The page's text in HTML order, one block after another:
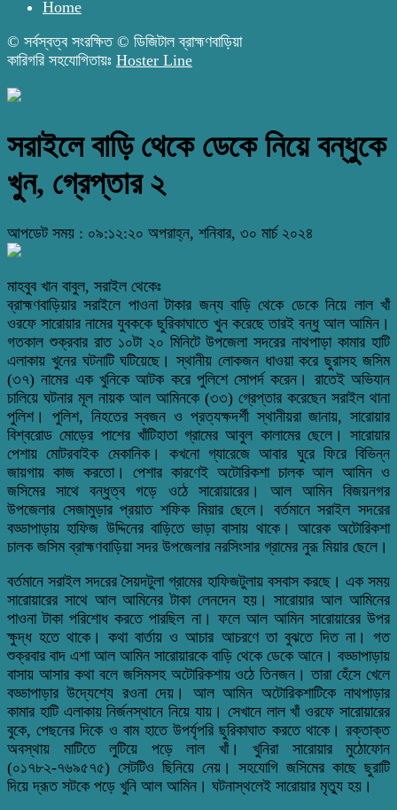
Home
© সর্বস্বত্ব সংরক্ষিত © ডিজিটাল ব্রাহ্মণবাড়িয়া
কারিগরি সহযোগিতায়ঃ Hoster Line
সরাইলে বাড়ি থেকে ডেকে নিয়ে বন্ধুকে
খুন, গ্রেপ্তার ২
আপডেট সময় : ০৯:১২:২০ অপরাহ্ন, শনিবার, ৩০ মার্চ ২০২৪
মাহবুব খান বাবুল, সরাইল থেকেঃ
ব্রাহ্মণবাড়িয়ার সরাইলে পাওনা টাকার জন্য বাড়ি থেকে ডেকে নিয়ে লাল খাঁ
ওরফে সারোয়ার নামের যুবককে ছুরিকাঘাতে খুন করেছে তারই বন্ধু আল আমিন।
গতকাল শুক্রবার রাত ১০টা ২০ মিনিটে উপজেলা সদরের নাথপাড়া কামার হাটি
এলাকায় খুনের ঘটনাটি ঘটিয়েছে। স্থানীয় লোকজন ধাওয়া করে ছুরাসহ জসিম
(৩৭) নামের এক খুনিকে আটক করে পুলিশে সোপর্দ করেন। রাতেই অভিযান
চালিয়ে ঘটনার মূল নায়ক আল আমিনকে (৩৩) গ্রেপ্তার করেছেন সরাইল থানা
পুলিশ। পুলিশ, নিহতের স্বজন ও প্রত্যক্ষদর্শী স্থানীয়রা জানায়, সারোয়ার
বিশ্বরোড মোড়ের পাশের খাঁটিহাতা গ্রামের আবুল কালামের ছেলে। সারোয়ার
পেশায় মোটরবাইক মেকানিক। কখনো গ্যারেজে আবার ঘুরে ফিরে বিভিন্ন
জায়গায় কাজ করতো। পেশার কারণেই অটোরিকশা চালক আল আমিন ও
জসিমের সাথে বন্ধুত্ব গড়ে ওঠে সারোয়ারের। আল আমিন বিজয়নগর
উপজেলার সেজামুড়ার প্রয়াত শফিক মিয়ার ছেলে। বর্তমানে সরাইল সদরের
বড্ডাপাড়ায় হাফিজ উদ্দিনের বাড়িতে ভাড়া বাসায় থাকে। আরেক অটোরিকশা
চালক জসিম ব্রাহ্মণবাড়িয়া সদর উপজেলার নরসিংসার গ্রামের নুরূ মিয়ার ছেলে।
বর্তমানে সরাইল সদরের সৈয়দটুলা গ্রামের হাফিজটুলায় বসবাস করছে। এক সময়
সারোয়ারের সাথে আল আমিনের টাকা লেনদেন হয়। সারোয়ার আল আমিনের
পাওনা টাকা পরিশোধ করতে পারছিল না। ফলে আল আমিন সারোয়ারের উপর
ক্ষুদ্ধ হতে থাকে। কথা বার্তায় ও আচার আচরণে তা বুঝতে দিত না। গত
শুক্রবার বাদ এশা আল আমিন সারোয়ারকে বাড়ি থেকে ডেকে আনে। বড্ডাপাড়ায়
বাসায় আসার কথা বলে জসিমসহ অটোরিকশায় ওঠে তিনজন। তারা হেঁসে খেলে
বড্ডাপাড়ার উদ্যেশ্যে রওনা দেয়। আল আমিন অটোরিকশাটিকে নাথপাড়ার
কামার হাটি এলাকায় নির্জনস্থানে নিয়ে যায়। সেখানে লাল খাঁ ওরফে সারোয়ারের
বুকে, পেছনের দিকে ও বাম হাতে উপর্যৃপরি ছুরিকাঘাত করতে থাকে। রক্তাক্ত
অবস্থায় মাটিতে লুটিয়ে পড়ে লাল খাঁ। খুনিরা সারোয়ার মুঠোফোন
(০১৭৮২-৭৬৯৫৭৫) সেটটিও ছিনিয়ে নেয়। সহযোগি জসিমের কাছে ছুরাটি
দিয়ে দ্রূত সটকে পড়ে খুনি আল আমিন। ঘটনাস্থলেই সারোয়ার মৃত্যু হয়।